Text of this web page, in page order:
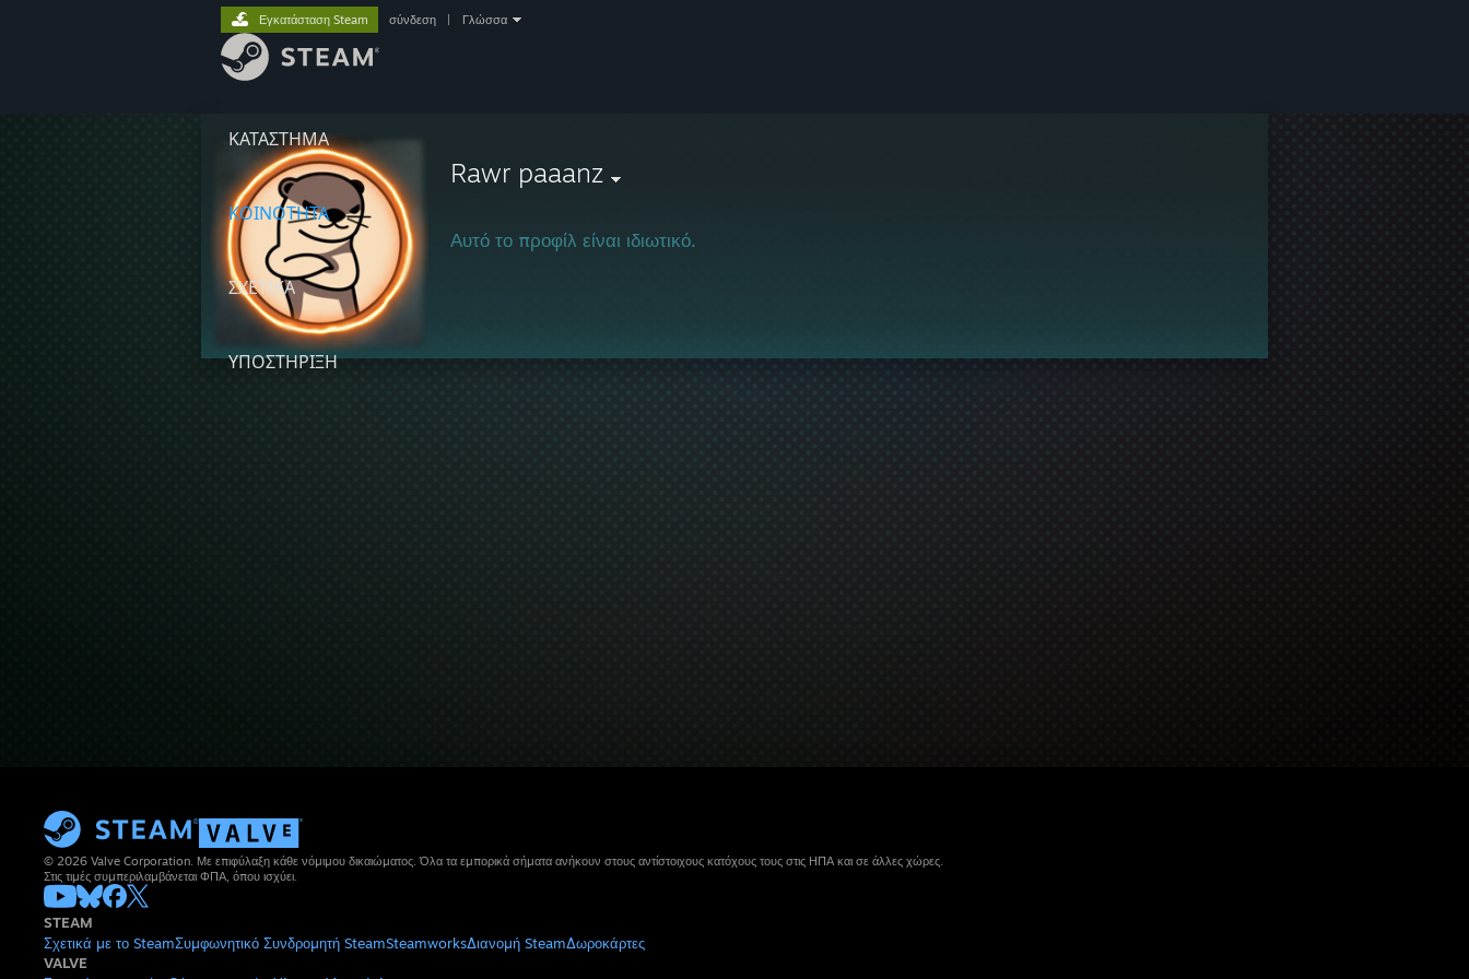
ΚΑΤΑΣΤΗΜΑ
ΚΟΙΝΟΤΗΤΑ
ΣΧΕΤΙΚΆ
ΥΠΟΣΤΗΡΙΞΗ
Εγκατάσταση Steam σύνδεση Γλώσσα
Rawr paaanz
Αυτό το προφίλ είναι ιδιωτικό.
© 2026 Valve Corporation. Με επιφύλαξη κάθε νόμιμου δικαιώματος. Όλα τα εμπορικά σήματα ανήκουν στους αντίστοιχους κατόχους τους στις ΗΠΑ και σε άλλες χώρες.
Στις τιμές συμπεριλαμβάνεται ΦΠΑ, όπου ισχύει.
STEAM
Σχετικά με το SteamΣυμφωνητικό Συνδρομητή SteamSteamworksΔιανομή SteamΔωροκάρτες
VALVE